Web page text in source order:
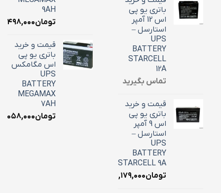
باتری یو پی
اس 12 آمپر
استارسل –
UPS
BATTERY
STARCELL
12A
تماس بگیرید
قیمت و خرید
باتری یو پی
اس 9 آمپر
استارسل –
UPS
BATTERY
STARCELL 9A
تومان۳,۱۷۹,۰۰۰
9AH
تومان
قیمت و خرید
باتری یو پی
اس مگامکس
UPS
BATTERY
MEGAMAX
7AH
تومان